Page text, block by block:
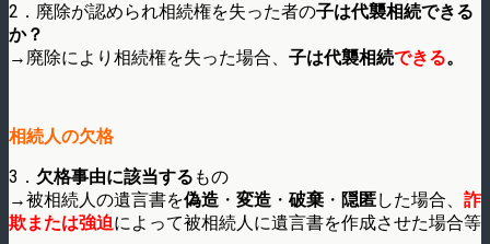
2．廃除が認められ相続権を失った者の子は代襲相続できる
か？
→廃除により相続権を失った場合、 子は代襲相続できる。
相続人の欠格
3． 欠格事由に該当する もの
→被相続人の遺言書を偽造 ・ 変造 ・ 破棄 ・ 隠匿した場合、 詐
欺または強迫によって被相続人に遺言書を作成させた場合等